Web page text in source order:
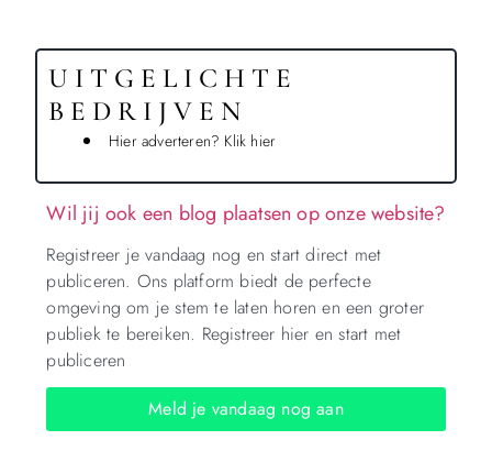
UITGELICHTE
BEDRIJVEN
Hier adverteren? Klik hier
Wil jij ook een blog plaatsen op onze website?
Registreer je vandaag nog en start direct met
publiceren. Ons platform biedt de perfecte
omgeving om je stem te laten horen en een groter
publiek te bereiken. Registreer hier en start met
publiceren
Meld je vandaag nog aan